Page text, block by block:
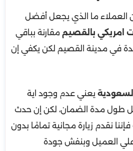
العملاء ما الذي يجعل أفضل
امريكي بالقصيم مقارنة بباقي
في مدينة القصيم لكن يكفي إن
يعني عدم وجود اية
طول مدة الضمان، لكن إن حدث
نقدم زيارة مجانية تمامًا بدون
العميل وبنفش جودة